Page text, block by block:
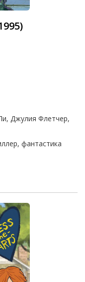
Джулия Флетчер,
фантастика